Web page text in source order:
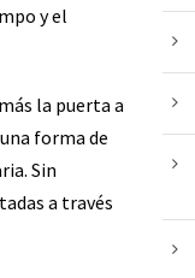
y el
la puerta a
forma de
Sin
a través